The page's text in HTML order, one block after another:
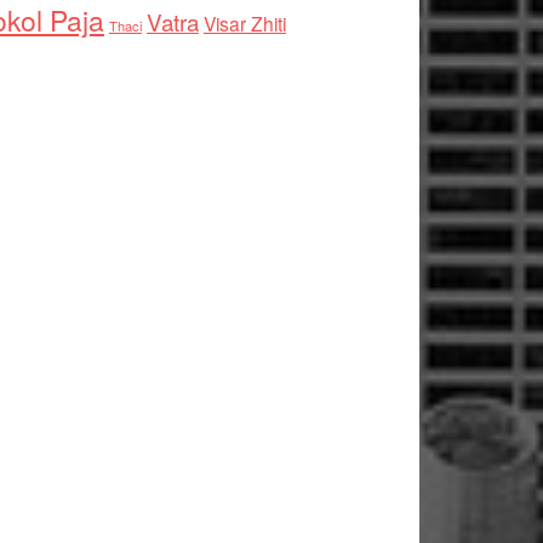
Paja Thaci VatraVisar Zhiti